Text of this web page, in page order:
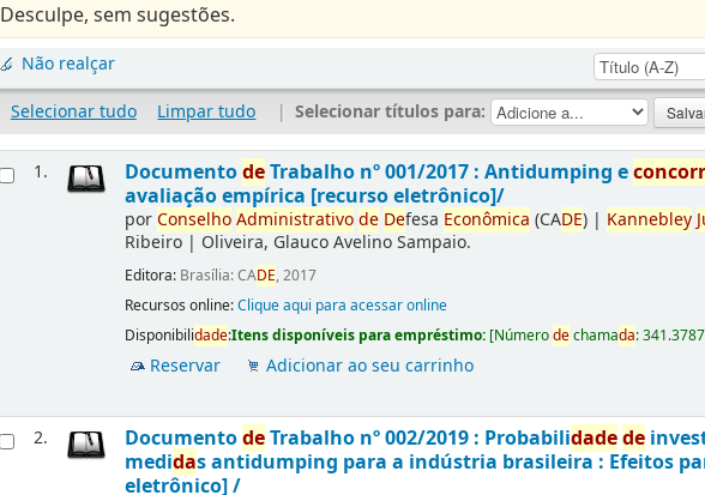
Desculpe, sem sugestões.
Não realçar
Selecionar tudo
Limpar tudo | Selecionar títulos para:
1. DocumentodeTrabalho nº 001/2017 : Antidumping e
avaliação empírica [recurso eletrônico]/
porConselhoAdministrativode Defesa Econômica (CADE) | Kannebley
Ribeiro | Oliveira, Glauco Avelino Sampaio.
Editora: Brasília: CADE, 2017
Recursos online:Clique aqui para acessar online
Disponibilidade:Itens disponíveis para empréstimo: [Númerodechamada:
Reservar Adicionar ao seu carrinho
2. DocumentodeTrabalho nº 002/2019 : Probabilidadede
medidas antidumping para a indústria brasileira : Efeitos
eletrônico] /